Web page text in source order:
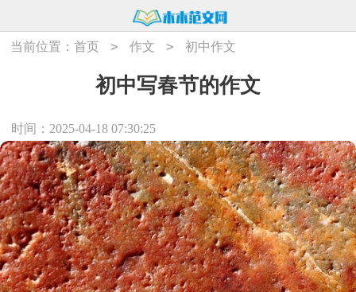
当前位置：首页 > 作文 > 初中作文
初中写春节的作文
时间：2025-04-18 07:30:25